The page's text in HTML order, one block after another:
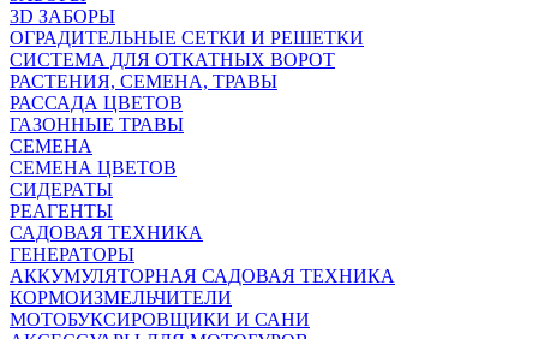
3D ЗАБОРЫ
ОГРАДИТЕЛЬНЫЕ СЕТКИ И РЕШЕТКИ
СИСТЕМА ДЛЯ ОТКАТНЫХ ВОРОТ
РАСТЕНИЯ, СЕМЕНА, ТРАВЫ
РАССАДА ЦВЕТОВ
ГАЗОННЫЕ ТРАВЫ
СЕМЕНА
СЕМЕНА ЦВЕТОВ
СИДЕРАТЫ
РЕАГЕНТЫ
САДОВАЯ ТЕХНИКА
ГЕНЕРАТОРЫ
АККУМУЛЯТОРНАЯ САДОВАЯ ТЕХНИКА
КОРМОИЗМЕЛЬЧИТЕЛИ
МОТОБУКСИРОВЩИКИ И САНИ